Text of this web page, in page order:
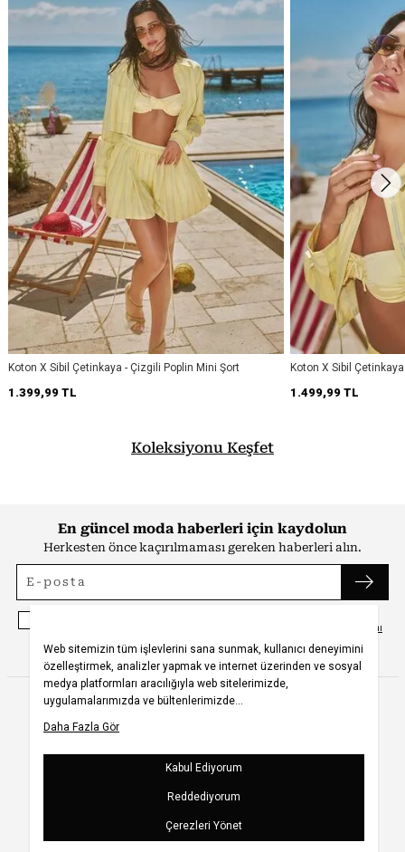
Koton X Sibil Çetinkaya - Çizgili Poplin Mini Şort
1.399,99 TL
Koton X Sibil
Bağlamalı Çizgili Crop
1.499,99 TL
Koleksiyonu Keşfet
En güncel moda haberleri için kaydolun
Herkesten önce kaçırılmaması gereken haberleri alın.
Gizlilik Politikasını
BİZİ TAKİP EDİN
UYGULAMAMIZI İNDİRİN